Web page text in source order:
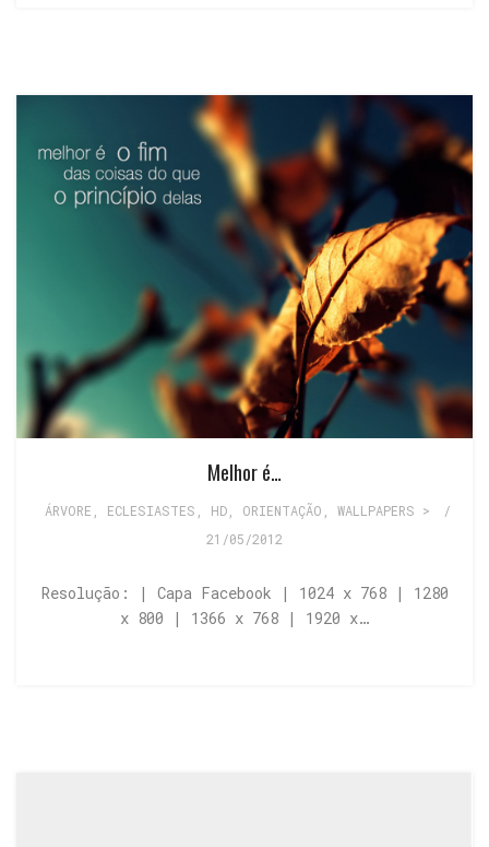
Melhor é…
ÁRVORE ECLESIASTES HD, ORIENTAÇÃO WALLPAPERS >
/
21/05/2012
Resolução: | Capa Facebook | 1024 x 768 | 1280
x 800 | 1366 x 768 | 1920 x…